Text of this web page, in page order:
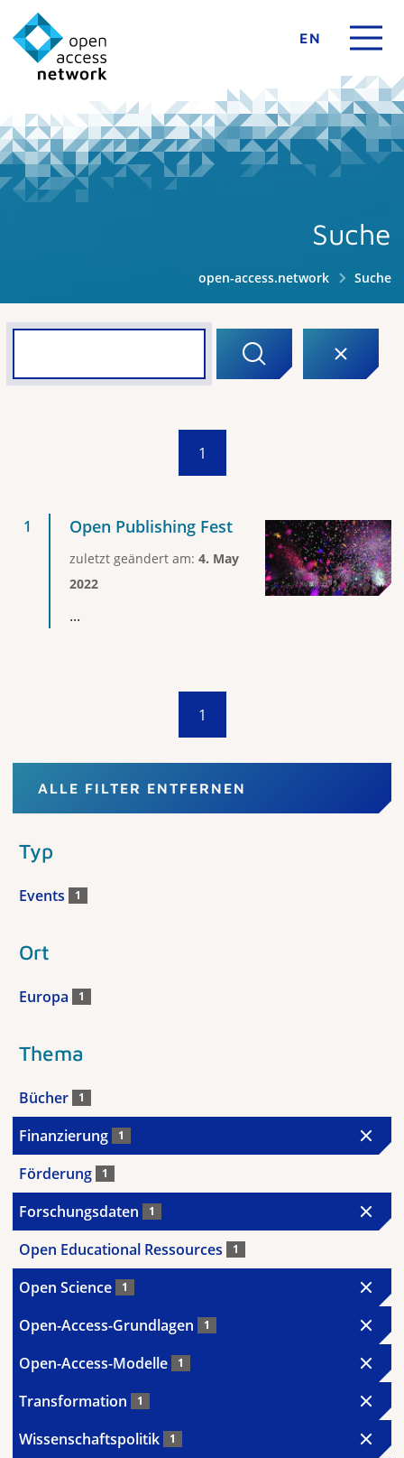
EN
Suche
open-access.network Suche
1
Open Publishing Fest
zuletzt geändert am: 4. May
2022
...
1
ALLE FILTER ENTFERNEN
Typ
Events 1
Ort
Europa 1
Thema
Bücher 1
Finanzierung 1
Förderung 1
Forschungsdaten 1
Open Educational Ressources 1
Open Science 1
Open-Access-Grundlagen 1
Open-Access-Modelle 1
Transformation 1
Wissenschaftspolitik 1